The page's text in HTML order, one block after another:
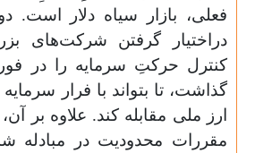
فعلی، بازار سیاه دلار است.
دراختیار گرفتن شرکت‌های
گذاشت، تا بتواند با فرار
ارز ملی مقابله کند. علاوه بر آن،
مقررات محدودیت در مبادله